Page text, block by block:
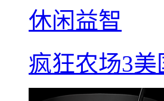
休闲益智
疯狂农场3美